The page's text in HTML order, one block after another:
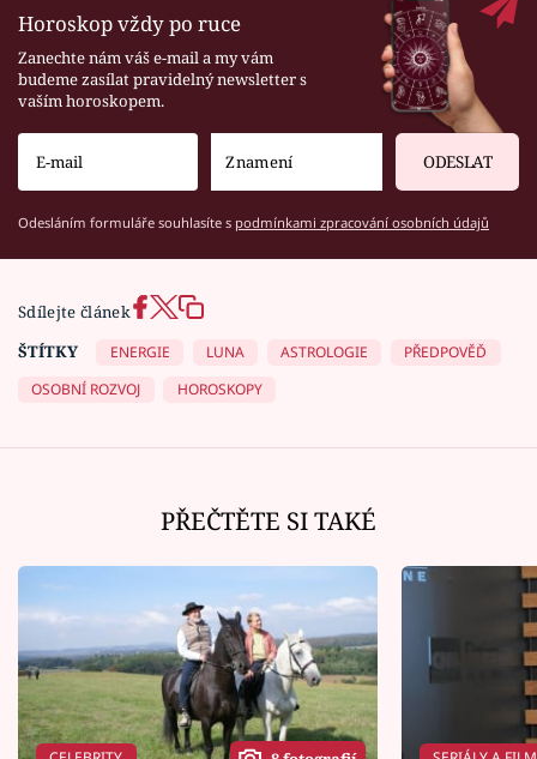
Horoskop vždy po ruce
Zanechte nám váš e-mail a my vám
budeme zasílat pravidelný newsletter s
vaším horoskopem.
ODESLAT
Odesláním formuláře souhlasíte s podmínkami zpracování osobních údajů
Sdílejte článek
ŠTÍTKY
ENERGIE LUNA ASTROLOGIE
PŘEDPOVĚĎ
OSOBNÍ ROZVOJ
HOROSKOPY
PŘEČTĚTE SI TAKÉ